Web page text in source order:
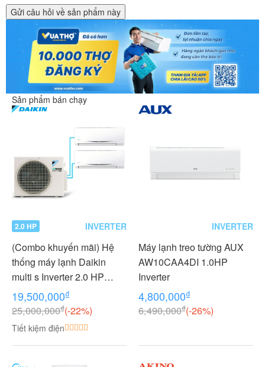
Gửi câu hỏi về sản phẩm này
Sản phẩm bán chạy
2.0 HP INVERTER
(Combo khuyến mãi) Hệ
thống máy lạnh Daikin
multi s Inverter 2.0 HP
(2HP Ngựa) - 1 dàn nóng 2
dàn lạnh (1.0 + 1.0 HP (1
Ngựa) MKC50RVMV-
CTKC25RVMV+CTKC25R
19,500,000₫
25,000,000₫(-22%)
Tiết kiệm điện
INVERTER
Máy lạnh treo tường AUX
AW10CAA4DI 1.0HP
Inverter
4,800,000₫
6,490,000₫(-26%)